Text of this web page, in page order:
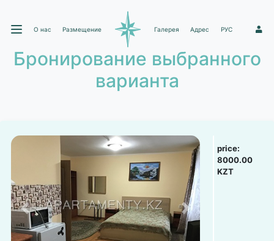
О нас Размещение Галерея Адрес РУС 1
Бронирование выбранного
варианта
Previous Next
price:
8000.00
KZT